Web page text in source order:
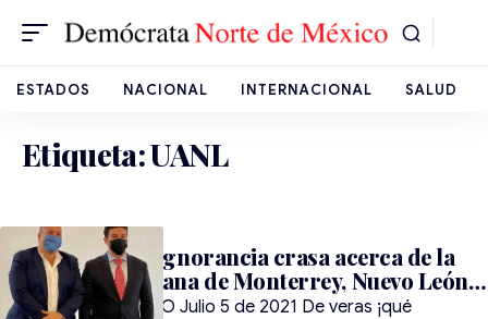
ESTADOS NACIONAL INTERNACIONAL SALUD
Etiqueta:UANL
Samuel García, ignorancia crasa acerca de la
zona metropolitana de Monterrey, Nuevo León…
RAÚL A. RUBIO CANO Julio 5 de 2021 De veras ¡qué